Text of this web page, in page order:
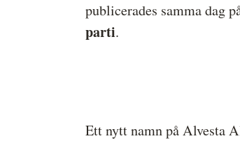
publicerades samma dag
parti.
Ett nytt namn på Alvesta